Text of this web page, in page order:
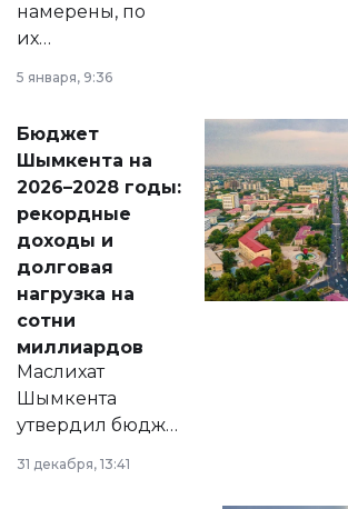
намерены, по
их
принести
народу
Венесуэлы.
5 января, 9:36
Бюджет
Шымкента на
2026–2028 годы:
рекордные
доходы и
долговая
нагрузка на
сотни
миллиардов
Маслихат
Шымкента
утвердил бюджет
города на 2026–
2028 годы.
31 декабря, 13:41